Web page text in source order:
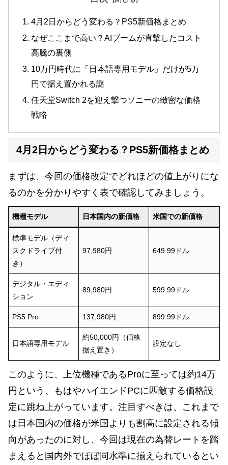
4月2日からどう変わる？PS5新価格まとめ
なぜここまで高い？AIブームが直撃したコスト
高騰の裏側
10万円時代に「日本語専用モデル」だけが5万
円で据え置かれる謎
任天堂Switch 2を迎え撃つソニーの緻密な価格
戦略
4月2日からどう変わる？PS5新価格まとめ
まずは、今回の価格改定でどれほどの値上がりにな
るのかを分かりやすく表で確認してみましょう。
機種モデル 日本国内の新価格 米国での新価格
標準モデル（ディ
スクドライブ付
き）
97,980円 649.99ドル
デジタル・エディ
ション
89,980円 599.99ドル
PS5 Pro 137,980円 899.99ドル
日本語専用モデル
約50,000円（価格
据え置き）
設定なし
このように、上位機種であるProに至っては約14万
円という、もはやハイエンドPCに匹敵する価格設
定に跳ね上がっています。注目すべきは、これまで
は日本国内の価格が米国よりも割高に設定される傾
向があったのに対し、今回は現在の為替レートを踏
まえると国内外でほぼ同水準に揃えられているとい